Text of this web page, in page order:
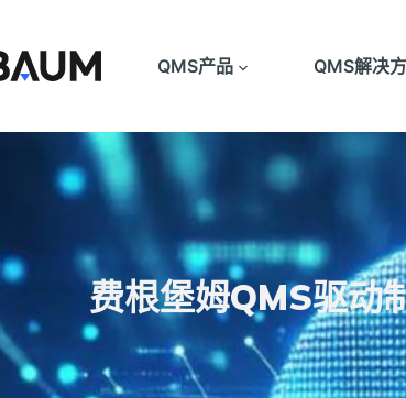
QMS产品 QMS解决
费根堡姆QMS驱动